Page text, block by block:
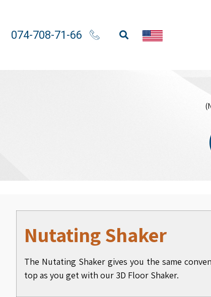
074-708-71-66
Nutating Shaker
The Nutating Shaker gives you the same
top as you get with our 3D Floor Shaker.